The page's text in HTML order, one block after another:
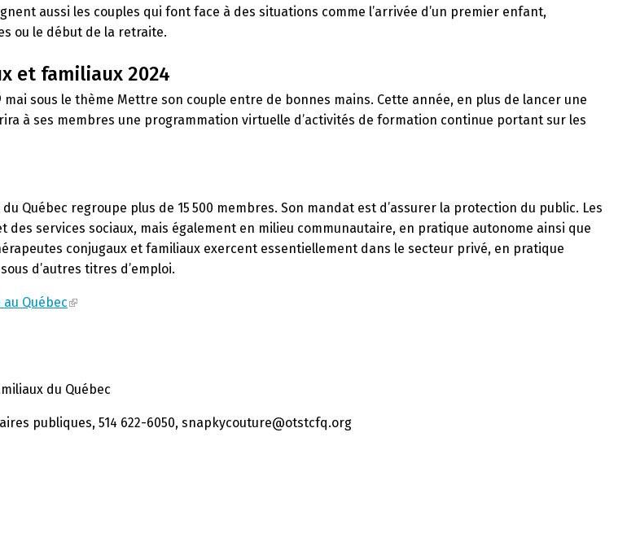
aussi les couples qui font face à des situations comme l’arrivée d’un premier enfant,
ou le début de la retraite.
et familiaux 2024
mai sous le thème Mettre son couple entre de bonnes mains. Cette année, en plus de lancer une
à ses membres une programmation virtuelle d’activités de formation continue portant sur les
Québec regroupe plus de 15 500 membres. Son mandat est d’assurer la protection du public. Les
services sociaux, mais également en milieu communautaire, en pratique autonome ainsi que
conjugaux et familiaux exercent essentiellement dans le secteur privé, en pratique
d’autres titres d’emploi.
Québec
du Québec
publiques, 514 622-6050, snapkycouture@otstcfq.org